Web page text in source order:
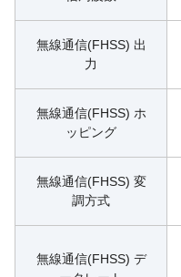
無線通信(FHSS) 出
力
無線通信(FHSS) ホ
ッピング
無線通信(FHSS) 変
調方式
無線通信(FHSS) デ